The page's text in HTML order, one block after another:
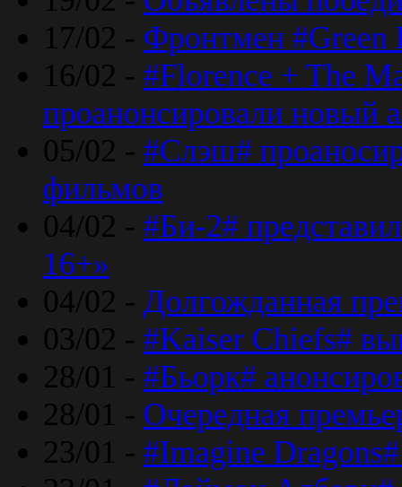
17/02 - Фронтмен #Green
16/02 - #Florence + The
проанонсировали новый
05/02 - #Слэш#
фильмов
04/02 - #Би-2#
16+»
04/02 - Долгожданная
03/02 - #Kaiser Chiefs#
28/01 - #Бьорк#
28/01 - Очередная
23/01 - #Imagine